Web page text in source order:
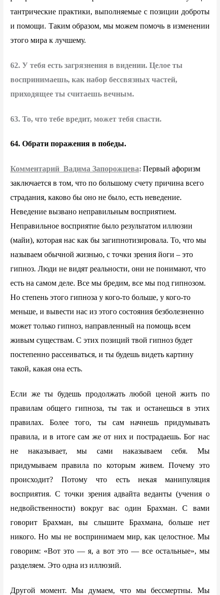
тантрические практики, выполняемые с позиции доброты
и помощи. Таким образом, мы можем помочь в изменении
этого мира к лучшему.
62. У тебя есть загрязнения в видении. Целое ты
воспринимаешь, как набор бессвязных частей,
приходящее ты считаешь вечным.
63. То, что тебе вредит, может тебя спасти.
64. Обрати поражения в победы.
Комментарий Вадима Запорожцева: Первый афоризм
заключается в том, что по большому счету причина всего
страдания, каково бы оно не было, есть неведение.
Неведение вызвано неправильным восприятием.
Неправильное восприятие было результатом иллюзии
(майи), которая нас как бы загипнотизировала. То, что мы
называем обычной жизнью, с точки зрения йоги – это
гипноз. Люди не видят реальности, они не понимают, что
есть на самом деле. Все мы бредим, все мы под гипнозом.
Но степень этого гипноза у кого-то больше, у кого-то
меньше, и вывести нас из этого состояния безболезненно
может только гипноз, направленный на помощь всем
живым существам. С этих позиций твой гипноз будет
постепенно рассеиваться, и ты будешь видеть картину
такой, какая она есть.
Если же ты будешь продолжать любой ценой жить по
правилам общего гипноза, ты так и останешься в этих
правилах. Более того, ты сам начнешь придумывать
правила, и в итоге сам же от них и пострадаешь. Бог нас
не наказывает, мы сами наказываем себя. Мы
придумываем правила по которым живем. Почему это
происходит? Потому что есть некая манипуляция
восприятия. С точки зрения адвайта веданты (учения о
недвойственности) вокруг вас один Брахман. С вами
говорит Брахман, вы слышите Брахмана, больше нет
никого. Но мы не воспринимаем мир, как целостное. Мы
говорим: «Вот это — я, а вот это — все остальные», мы
разделяем. Это одна из иллюзий.
Другой момент. Мы думаем, что мы бессмертны. Мы